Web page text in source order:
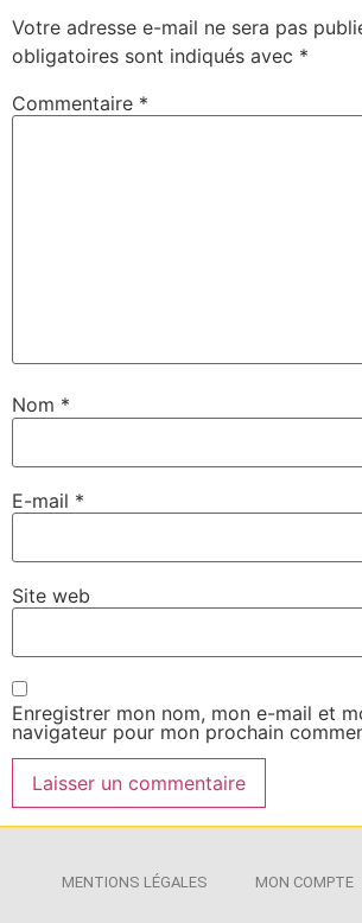
Votre adresse e-mail ne sera pas
obligatoires sont indiqués avec *
Commentaire *
Nom *
E-mail *
Site web
Enregistrer mon nom, mon e-mail et
navigateur pour mon prochain
MENTIONS LÉGALES MON COMPTE